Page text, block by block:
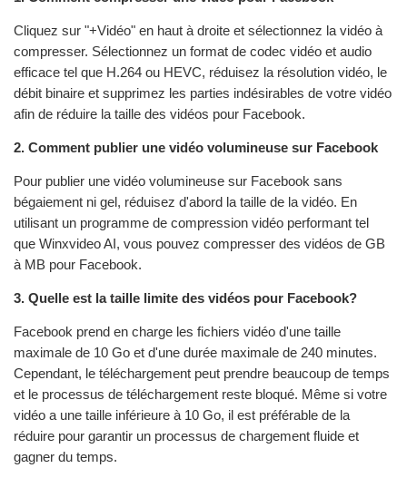
Cliquez sur "+Vidéo" en haut à droite et sélectionnez la vidéo à
compresser. Sélectionnez un format de codec vidéo et audio
efficace tel que H.264 ou HEVC, réduisez la résolution vidéo, le
débit binaire et supprimez les parties indésirables de votre vidéo
afin de réduire la taille des vidéos pour Facebook.
2. Comment publier une vidéo volumineuse sur Facebook
Pour publier une vidéo volumineuse sur Facebook sans
bégaiement ni gel, réduisez d'abord la taille de la vidéo. En
utilisant un programme de compression vidéo performant tel
que Winxvideo AI, vous pouvez compresser des vidéos de GB
à MB pour Facebook.
3. Quelle est la taille limite des vidéos pour Facebook?
Facebook prend en charge les fichiers vidéo d'une taille
maximale de 10 Go et d'une durée maximale de 240 minutes.
Cependant, le téléchargement peut prendre beaucoup de temps
et le processus de téléchargement reste bloqué. Même si votre
vidéo a une taille inférieure à 10 Go, il est préférable de la
réduire pour garantir un processus de chargement fluide et
gagner du temps.